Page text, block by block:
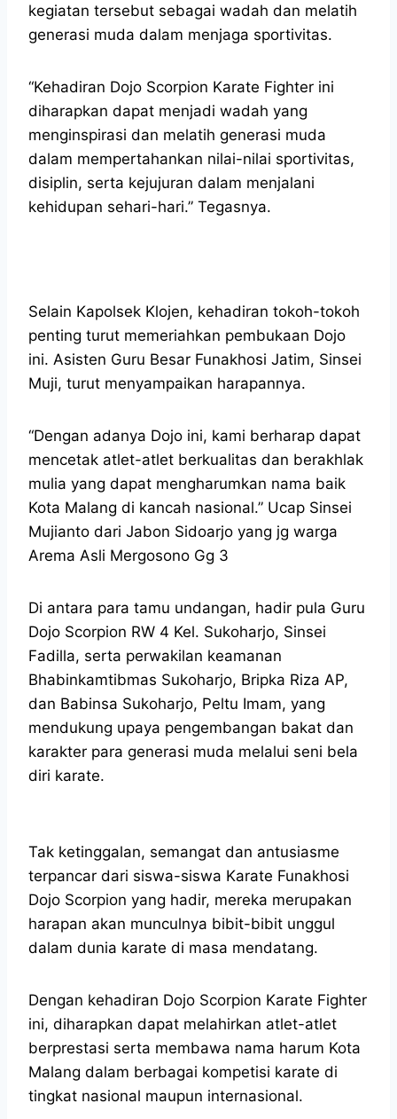
kegiatan tersebut sebagai wadah dan melatih
generasi muda dalam menjaga sportivitas.
“Kehadiran Dojo Scorpion Karate Fighter ini
diharapkan dapat menjadi wadah yang
menginspirasi dan melatih generasi muda
dalam mempertahankan nilai-nilai sportivitas,
disiplin, serta kejujuran dalam menjalani
kehidupan sehari-hari.” Tegasnya.
Selain Kapolsek Klojen, kehadiran tokoh-tokoh
penting turut memeriahkan pembukaan Dojo
ini. Asisten Guru Besar Funakhosi Jatim, Sinsei
Muji, turut menyampaikan harapannya.
“Dengan adanya Dojo ini, kami berharap dapat
mencetak atlet-atlet berkualitas dan berakhlak
mulia yang dapat mengharumkan nama baik
Kota Malang di kancah nasional.” Ucap Sinsei
Mujianto dari Jabon Sidoarjo yang jg warga
Arema Asli Mergosono Gg 3
Di antara para tamu undangan, hadir pula Guru
Dojo Scorpion RW 4 Kel. Sukoharjo, Sinsei
Fadilla, serta perwakilan keamanan
Bhabinkamtibmas Sukoharjo, Bripka Riza AP,
dan Babinsa Sukoharjo, Peltu Imam, yang
mendukung upaya pengembangan bakat dan
karakter para generasi muda melalui seni bela
diri karate.
Tak ketinggalan, semangat dan antusiasme
terpancar dari siswa-siswa Karate Funakhosi
Dojo Scorpion yang hadir, mereka merupakan
harapan akan munculnya bibit-bibit unggul
dalam dunia karate di masa mendatang.
Dengan kehadiran Dojo Scorpion Karate Fighter
ini, diharapkan dapat melahirkan atlet-atlet
berprestasi serta membawa nama harum Kota
Malang dalam berbagai kompetisi karate di
tingkat nasional maupun internasional.